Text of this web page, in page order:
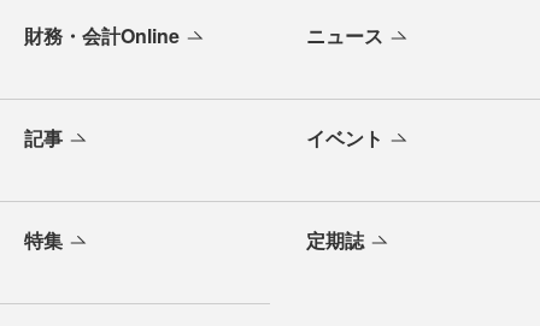
財務・会計Online ニュース
記事 イベント
特集 定期誌